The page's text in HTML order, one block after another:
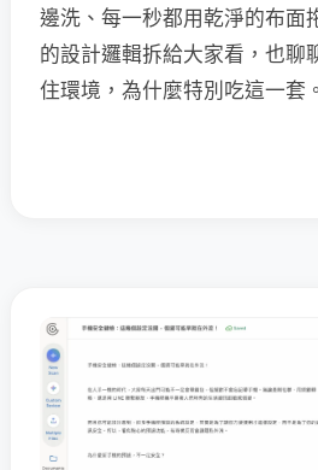
邊洗、每一秒都用乾淨的布面
的設計邏輯拆給大家看，也聊
住環境，為什麼特別吃這一套。